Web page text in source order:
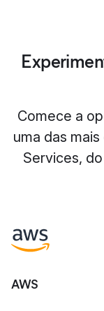
Comece a
uma das
Services,
AWS